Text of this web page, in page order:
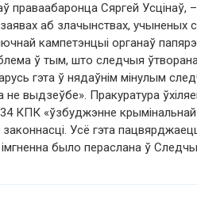
праваабаронца Сяргей Усцінаў,
аб злачынствах, учыненых
кампетэнцыі органаў
ў тым, што следчыя
гэта ў нядаўнім мінулым
не выдзеўбе». Пракуратура
КПК «ўзбуджэнне
Усё гэта
было пераслана ў Следчы